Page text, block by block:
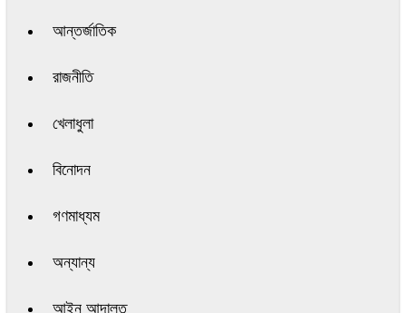
আন্তর্জাতিক
রাজনীতি
খেলাধুলা
বিনোদন
গণমাধ্যম
অন্যান্য
আইন আদালত